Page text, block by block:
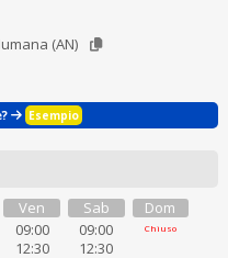
(AN)
Esempio
Ven
09:00
12:30
Sab
09:00
12:30
Dom
Chiuso